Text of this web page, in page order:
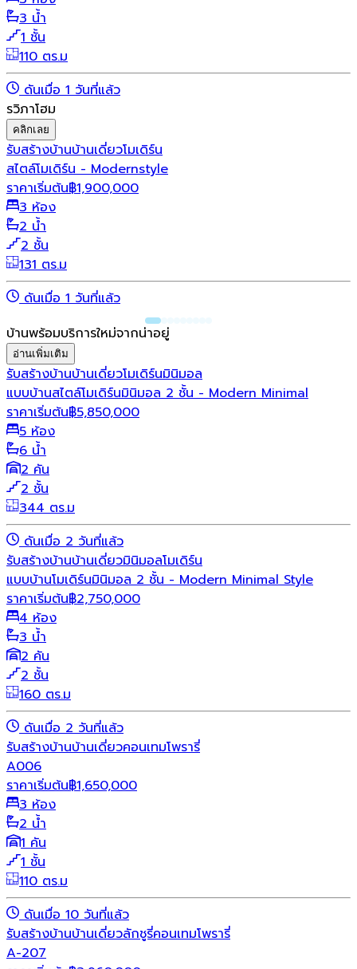
3 น้ำ
1 ชั้น
110 ตร.ม
ดันเมื่อ 1 วันที่แล้ว
รวิภาโฮม
คลิกเลย
รับสร้างบ้านบ้านเดี่ยวโมเดิร์น
สไตล์โมเดิร์น - Modernstyle
ราคาเริ่มต้น฿1,900,000
3 ห้อง
2 น้ำ
2 ชั้น
131 ตร.ม
ดันเมื่อ 1 วันที่แล้ว
บ้านพร้อมบริการใหม่จากน่าอยู่
อ่านเพิ่มเติม
รับสร้างบ้านบ้านเดี่ยวโมเดิร์นมินิมอล
แบบบ้านสไตล์โมเดิร์นมินิมอล 2 ชั้น - Modern Minimal
ราคาเริ่มต้น฿5,850,000
5 ห้อง
6 น้ำ
2 คัน
2 ชั้น
344 ตร.ม
ดันเมื่อ 2 วันที่แล้ว
รับสร้างบ้านบ้านเดี่ยวมินิมอลโมเดิร์น
แบบบ้านโมเดิร์นมินิมอล 2 ชั้น - Modern Minimal Style
ราคาเริ่มต้น฿2,750,000
4 ห้อง
3 น้ำ
2 คัน
2 ชั้น
160 ตร.ม
ดันเมื่อ 2 วันที่แล้ว
รับสร้างบ้านบ้านเดี่ยวคอนเทมโพรารี่
A006
ราคาเริ่มต้น฿1,650,000
3 ห้อง
2 น้ำ
1 คัน
1 ชั้น
110 ตร.ม
ดันเมื่อ 10 วันที่แล้ว
รับสร้างบ้านบ้านเดี่ยวลักชูรี่คอนเทมโพรารี่
A-207